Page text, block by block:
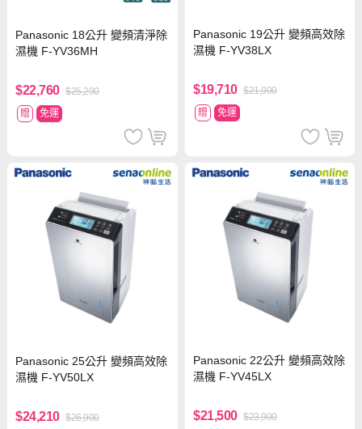
Panasonic 18公升 變頻清淨除
濕機 F-YV36MH
$22,760 $25,290
贈
免運
Panasonic 19公升 變頻高效除
濕機 F-YV38LX
$19,710 $21,900
贈
免運
Panasonic 25公升 變頻高效除
濕機 F-YV50LX
$24,210 $26,900
Panasonic 22公升 變頻高效除
濕機 F-YV45LX
$21,500 $23,900